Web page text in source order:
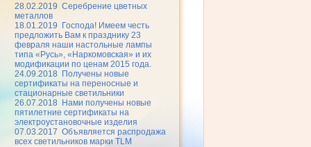
28.02.2019 Серебрение цветных
металлов
18.01.2019
Господа! Имеем честь
предложить Вам к празднику 23
февраля наши настольные лампы
типа «Русь», «Наркомовская» и их
модификации по ценам 2015 года.
24.09.2018
Получены новые
сертификаты на переносные и
стационарные светильники
26.07.2018
Нами получены новые
пятилетние сертификаты на
электроустановочные изделия
07.03.2017 Объявляется распродажа
всех светильников марки TLM